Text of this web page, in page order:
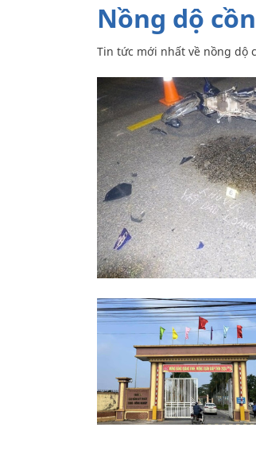
nồng dộ cồn
Tin tức mới nhất về nồng dộ